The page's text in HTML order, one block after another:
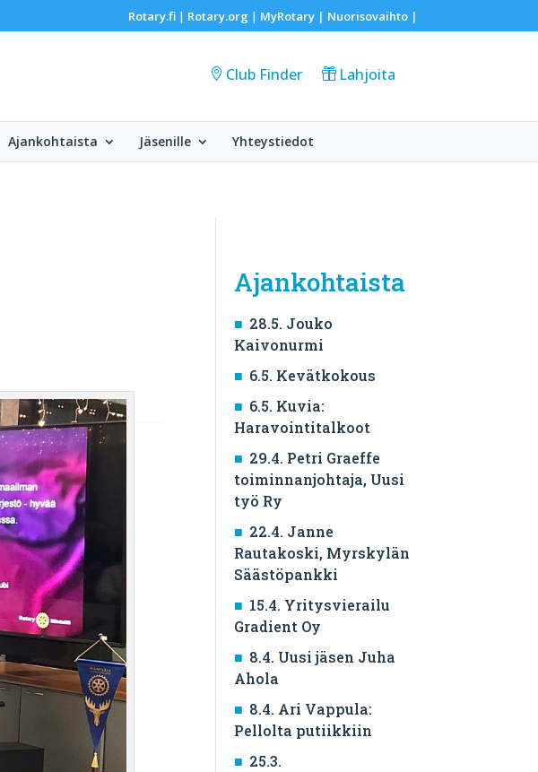
Rotary.fi| Rotary.org | MyRotary | Nuorisovaihto|
Club Finder Lahjoita
Ajankohtaista Jäsenille Yhteystiedot
Ajankohtaista
28.5. Jouko
Kaivonurmi
6.5. Kevätkokous
6.5. Kuvia:
Haravointitalkoot
29.4. Petri Graeffe
toiminnanjohtaja, Uusi
työ Ry
22.4. Janne
Rautakoski, Myrskylän
Säästöpankki
15.4. Yritysvierailu
Gradient Oy
8.4. Uusi jäsen Juha
Ahola
8.4. Ari Vappula:
Pellolta putiikkiin
25.3.